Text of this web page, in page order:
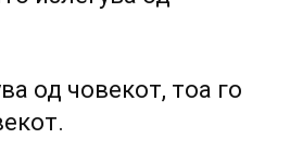
од човекот, тоа го